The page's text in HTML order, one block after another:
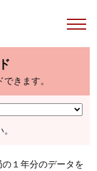
きます。
１年分のデータを